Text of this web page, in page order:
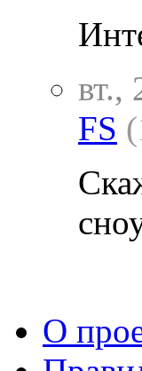
вт.,
FS
О